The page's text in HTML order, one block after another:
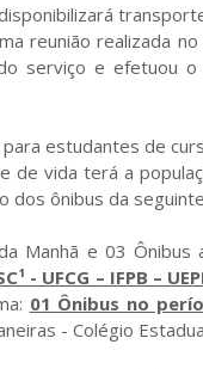
reunião realizada
serviço e efetuou
estudantes de
vida terá a
dos ônibus da
Manhã e 03 Ônibus
- UFCG – IFPB –
01 Ônibus no
- Colégio